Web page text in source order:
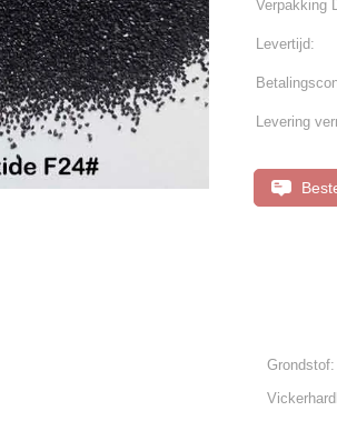
Verpakking
Levertijd:
Levering
Grondstof: